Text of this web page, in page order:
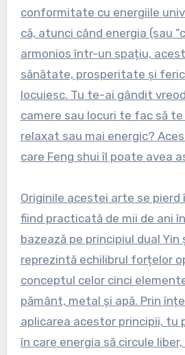
conformitate cu energiile
că, atunci când energia (sau
armonios într-un spațiu,
sănătate, prosperitate și
locuiesc. Tu te-ai gândit
camere sau locuri te fac să
relaxat sau mai energic?
care Feng shui îl poate avea
Originile acestei arte se pierd
fiind practicată de mii de ani
bazează pe principiul dual Yin
reprezintă echilibrul forțelor
conceptul celor cinci
pământ, metal și apă. Prin
aplicarea acestor principii, tu
în care energia să circule